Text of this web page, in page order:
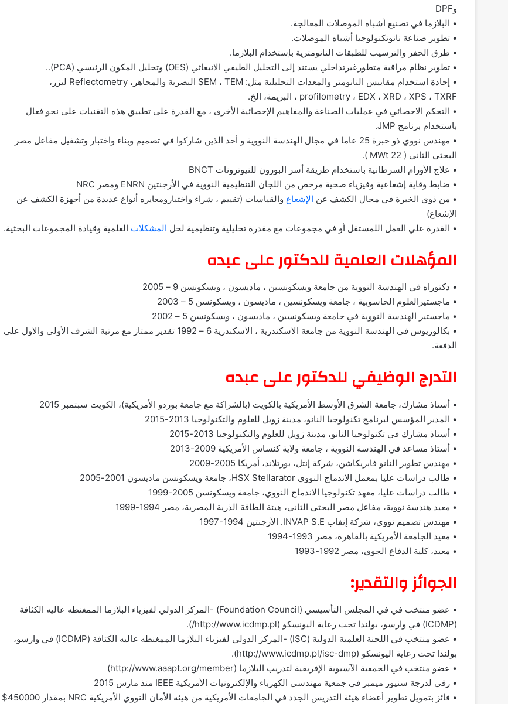
وDPF
• البلازما في تصنيع أشباه الموصلات المعالجة.
• تطوير صناعة نانوتكنولوجيا أشباه الموصلات.
• طرق الحفر والترسيب للطبقات النانومترية بإستخدام البلازما.
• تطوير نظام مراقبة متطورغيرتداخلي يستند إلى التحليل الطيفي الانبعاثي (OES) وتحليل المكون الرئيسي (PCA)..
• إجادة استخدام مقاييس النانومتر والمعدات التحليلية مثل: SEM ، TEM البصرية والمجاهر، Reflectometry ليزر،
profilometry ، EDX ، XRD ، XPS ، TXRF ، البريمة، الخ.
• التحكم الاحصائي في عمليات الصناعة والمفاهيم الإحصائية الأخرى ، مع القدرة على تطبيق هذه التقنيات على نحو فعال
باستخدام برنامج JMP.
• مهندس نووي ذو خبرة 25 عاما في مجال الهندسة النووية و أحد الذين شاركوا في تصميم وبناء واختبار وتشغيل مفاعل مصر
البحثي الثاني ( MWt 22 ).
• علاج الأورام السرطانية باستخدام طريقة أسر البورون للنيوترونات BNCT
• ضابط وقاية إشعاعية وفيزياء صحية مرخص من اللجان التنظيمية النووية في الأرجنتين ENRN ومصر NRC
• من ذوي الخبرة في مجال الكشف عن الإشعاع والقياسات (تقييم ، شراء واختبارومعايره أنواع عديدة من أجهزة الكشف عن
الإشعاع)
• القدرة علي العمل اللمستقل أو في مجموعات مع مقدرة تحليلية وتنظيمية لحل المشكلات العلمية وقيادة المجموعات البحثية.
المؤهلات العلمية للدكتور على عبده
• دكتوراه في الهندسة النووية من جامعة ويسكونسين ، ماديسون ، ويسكونسن 9 – 2005
• ماجستيرالعلوم الحاسوبية ، جامعة ويسكونسين ، ماديسون ، ويسكونسن 5 – 2003
• ماجستير الهندسة النووية في جامعة ويسكونسين ، ماديسون ، ويسكونسن 5 – 2002
• بكالوريوس في الهندسة النووية من جامعة الاسكندرية ، الاسكندرية 6 – 1992 تقدير ممتاز مع مرتبة الشرف الأولي والاول علي
الدفعة.
التدرج الوظيفي للدكتور على عبده
• أستاذ مشارك، جامعة الشرق الأوسط الأمريكية بالكويت (بالشراكة مع جامعة بوردو الأمريكية)، الكويت سبتمبر 2015
• المدير المؤسس لبرنامج تكنولوجيا النانو، مدينة زويل للعلوم والتكنولوجيا 2013-2015
• أستاذ مشارك في تكنولوجيا النانو، مدينة زويل للعلوم والتكنولوجيا 2013-2015
• أستاذ مساعد في الهندسة النووية ، جامعة ولاية كنساس الأمريكية 2009-2013
• مهندس تطوير النانو فابريكاشن، شركة إنتل، بورتلاند، أمريكا 2005-2009
• طالب دراسات عليا بمعمل الاندماج النووي HSX Stellarator، جامعة ويسكونسن ماديسون 2001-2005
• طالب دراسات عليا، معهد تكنولوجيا الاندماج النووي، جامعة ويسكونسن 2005-1999
• معيد هندسة نووية، مفاعل مصر البحثي الثاني، هيئة الطاقة الذرية المصرية، مصر 1994-1999
• مهندس تصميم نووي، شركة إنفاب INVAP S.E. الأرجنتين 1994-1997
• معيد الجامعة الأمريكية بالقاهرة، مصر 1993-1994
• معيد، كلية الدفاع الجوي، مصر 1992-1993
الجوائز والتقدير:
• عضو منتخب في في المجلس التأسيسي (Foundation Council) -المركز الدولي لفيزياء البلازما الممغنطه عاليه الكثافة
(ICDMP) في وارسو، بولندا تحت رعاية اليونسكو (http://www.icdmp.pl/).
• عضو منتخب في اللجنة العلمية الدولية (ISC) -المركز الدولي لفيزياء البلازما الممغنطه عاليه الكثافة (ICDMP) في وارسو،
بولندا تحت رعاية اليونسكو (http://www.icdmp.pl/isc-dmp).
• عضو منتخب في الجمعية الآسيوية الإفريقية لتدريب البلازما (http://www.aaapt.org/member)
• رقي لدرجة سنيور ميمبر في جمعية مهندسي الكهرباء والإلكترونيات الأمريكية IEEE منذ مارس 2015
• فائز بتمويل تطوير أعضاء هيئة التدريس الجدد في الجامعات الأمريكية من هيئه الأمان النووي الأمريكية NRC بمقدار 450000$